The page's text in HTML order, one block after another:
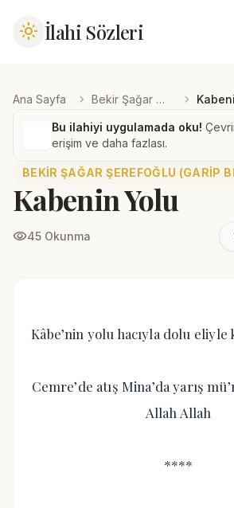
light_mode İlahi Sözleri
Ana Sayfa chevron_right Bekir Şağar Şerefoğlu (Garip Bekir) chevron_right
Bu ilahiyi uygulamada oku!
erişim ve daha fazlası.
BEKIR ŞAĞAR ŞEREFOĞLU (GARIP
Kabenin Yolu
visibility45 Okunma
Kâbe’nin yolu hacıyla dolu
Cemre’de atış Mina’da yarış
Allah Allah
****